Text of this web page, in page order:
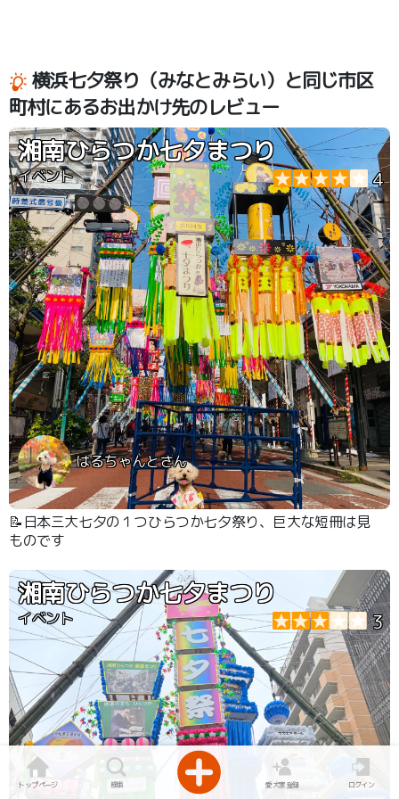
横浜七夕祭り（みなとみらい）と同じ市区
町村にあるお出かけ先のレビュー
湘南ひらつか七夕まつり
イベント 4
はるちゃんとさん
📝日本三大七夕の１つひらつか七夕祭り、巨大な短冊は見
ものです
湘南ひらつか七夕まつり
イベント 3
トップページ 検索 愛犬家登録 ログイン